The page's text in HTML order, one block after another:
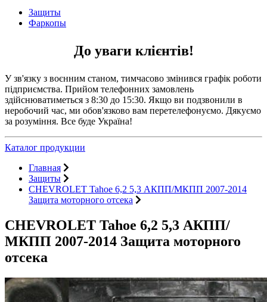
Защиты
Фаркопы
До уваги клієнтів!
У зв'язку з воєнним станом, тимчасово змінився графік роботи
підприємства. Прийом телефонних замовлень
здійснюватиметься з 8:30 до 15:30. Якщо ви подзвонили в
неробочий час, ми обов'язково вам перетелефонуємо. Дякуємо
за розуміння. Все буде Україна!
Каталог продукции
Главная
Защиты
CHEVROLET Tahoe 6,2 5,3 АКПП/МКПП 2007-2014
Защита моторного отсека
CHEVROLET Tahoe 6,2 5,3 АКПП/
МКПП 2007-2014 Защита моторного
отсека